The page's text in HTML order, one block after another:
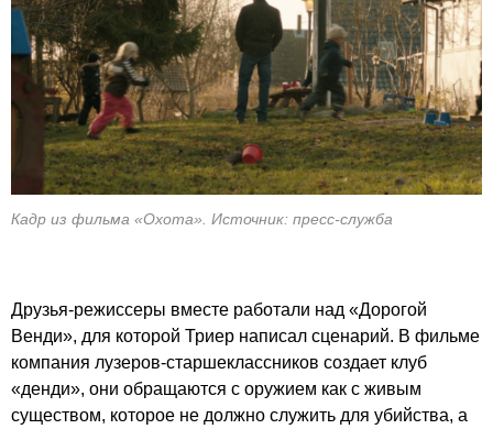
Кадр из фильма «Охота». Источник: пресс-служба
Друзья-режиссеры вместе работали над «Дорогой
Венди», для которой Триер написал сценарий. В фильме
компания лузеров-старшеклассников создает клуб
«денди», они обращаются с оружием как с живым
существом, которое не должно служить для убийства, а